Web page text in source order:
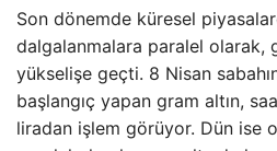
Son dönemde küresel
dalgalanmalara paralel olarak,
yükselişe geçti. 8 Nisan
başlangıç yapan gram altın,
liradan işlem görüyor. Dün ise